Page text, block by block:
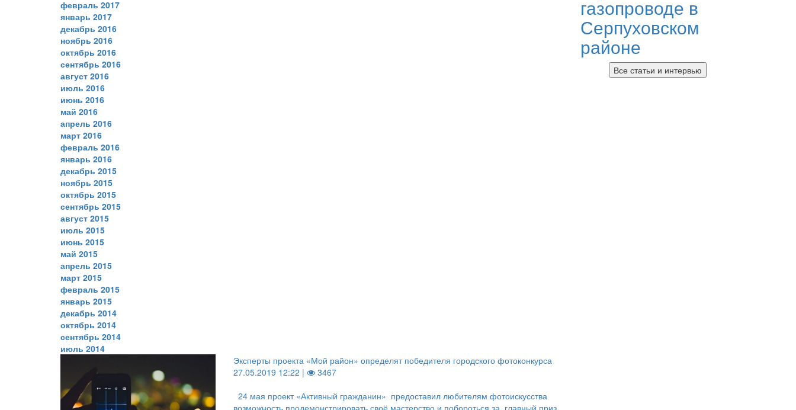
февраль 2017
январь 2017
декабрь 2016
ноябрь 2016
октябрь 2016
сентябрь 2016
август 2016
июль 2016
июнь 2016
май 2016
апрель 2016
март 2016
февраль 2016
январь 2016
декабрь 2015
ноябрь 2015
октябрь 2015
сентябрь 2015
август 2015
июль 2015
июнь 2015
май 2015
апрель 2015
март 2015
февраль 2015
январь 2015
декабрь 2014
октябрь 2014
сентябрь 2014
июль 2014
Эксперты проекта «Мой район» определят победителя городского фотоконкурса
27.05.2019 12:22 |
3467
24 мая проект «Активный гражданин» предоставил любителям фотоискусства
газопроводе в
Серпуховском
районе
Все статьи и интервью